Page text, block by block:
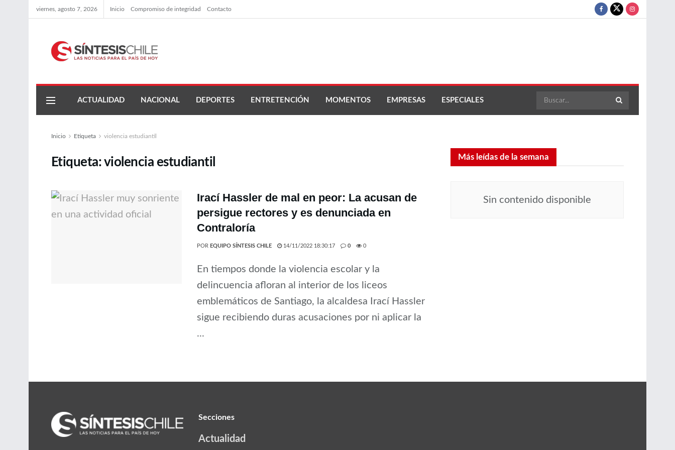
viernes, agosto 7, 2026 Inicio Compromiso de integridad Contacto
ACTUALIDAD NACIONAL DEPORTES ENTRETENCIÓN MOMENTOS EMPRESAS ESPECIALES
Inicio Etiqueta violencia estudiantil
Etiqueta:violencia estudiantil
Irací Hassler de mal en peor: La acusan de
persigue rectores y es denunciada en
Contraloría
POR EQUIPO SÍNTESIS CHILE 14/11/2022 18:30:17 0 0
En tiempos donde la violencia escolar y la
delincuencia afloran al interior de los liceos
emblemáticos de Santiago, la alcaldesa Irací Hassler
sigue recibiendo duras acusaciones por ni aplicar la
...
Más leídas de la semana
Sin contenido disponible
Secciones
Actualidad